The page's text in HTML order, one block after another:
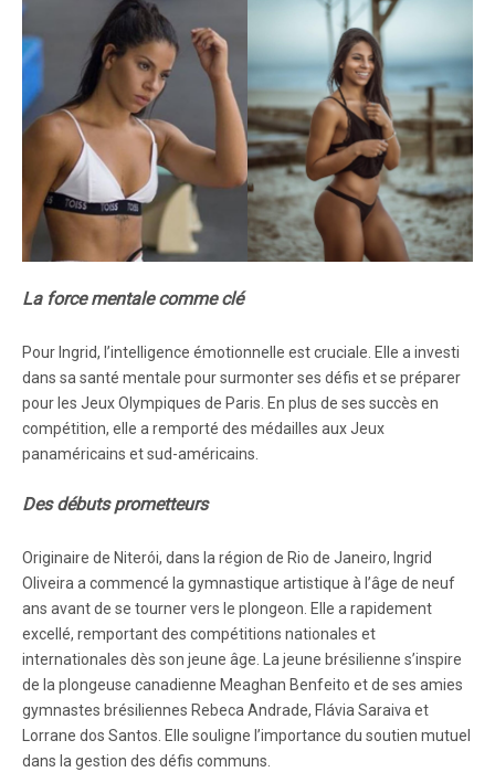
La force mentale comme clé
Pour Ingrid, l’intelligence émotionnelle est cruciale. Elle a investi
dans sa santé mentale pour surmonter ses défis et se préparer
pour les Jeux Olympiques de Paris. En plus de ses succès en
compétition, elle a remporté des médailles aux Jeux
panaméricains et sud-américains.
Des débuts prometteurs
Originaire de Niterói, dans la région de Rio de Janeiro, Ingrid
Oliveira a commencé la gymnastique artistique à l’âge de neuf
ans avant de se tourner vers le plongeon. Elle a rapidement
excellé, remportant des compétitions nationales et
internationales dès son jeune âge. La jeune brésilienne s’inspire
de la plongeuse canadienne Meaghan Benfeito et de ses amies
gymnastes brésiliennes Rebeca Andrade, Flávia Saraiva et
Lorrane dos Santos. Elle souligne l’importance du soutien mutuel
dans la gestion des défis communs.